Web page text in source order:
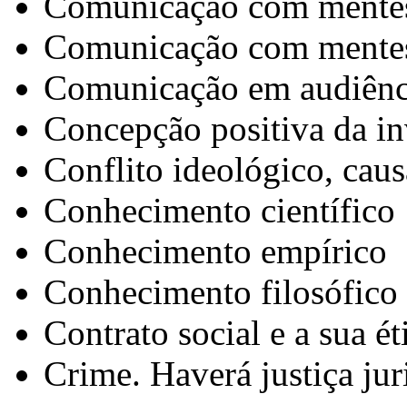
Comunicação com
Comunicação em
Concepção positiva da
Conflito ideológico,
Conhecimento científico
Conhecimento empírico
Conhecimento filosófico
Contrato social e a sua
Crime. Haverá justiça